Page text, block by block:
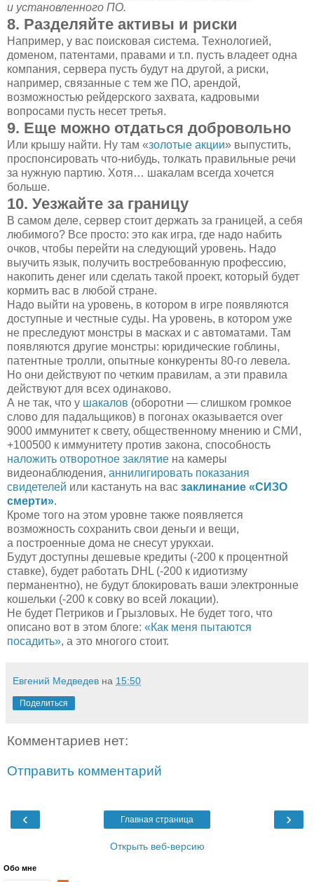
и установленного ПО.
8. Разделяйте активы и риски
Например, у вас поисковая система. Технологией,
доменом, патентами, правами и т.п. пусть владеет одна
компания, сервера пусть будут на другой, а риски,
например, связанные с тем же ПО, арендой,
возможностью рейдерского захвата, кадровыми
вопросами пусть несет третья.
9. Еще можно отдаться добровольно
Или крышу найти. Ну там «золотые акции» выпустить,
проспонсировать что-нибудь, толкать правильные речи
за нужную партию. Хотя… шакалам всегда хочется
больше.
10. Уезжайте за границу
В самом деле, сервер стоит держать за границей, а себя
любимого? Все просто: это как игра, где надо набить
очков, чтобы перейти на следующий уровень. Надо
выучить язык, получить востребованную профессию,
накопить денег или сделать такой проект, который будет
кормить вас в любой стране.
Надо выйти на уровень, в котором в игре появляются
доступные и честные суды. На уровень, в котором уже
не преследуют монстры в масках и с автоматами. Там
появляются другие монстры: юридические гоблины,
патентные тролли, опытные конкуренты 80-го левела.
Но они действуют по четким правилам, а эти правила
действуют для всех одинаково.
А не так, что у шакалов (оборотни — слишком громкое
слово для падальщиков) в погонах оказывается over
9000 иммунитет к свету, общественному мнению и СМИ,
+100500 к иммунитету против закона, способность
наложить отворотное заклятие на камеры
видеонаблюдения, аннилигировать показания
свидетелей или кастануть на вас заклинание «СИЗО
смерти».
Кроме того на этом уровне также появляется
возможность сохранить свои деньги и вещи,
а построенные дома не снесут урукхаи.
Будут доступны дешевые кредиты (-200 к процентной
ставке), будет работать DHL (-200 к идиотизму
перманентно), не будут блокировать ваши электронные
кошельки (-200 к совку во всей локации).
Не будет Петриков и Грызловых. Не будет того, что
описано вот в этом блоге: «Как меня пытаются
посадить», а это многого стоит.
Евгений Медведев на 15:50
Поделиться
Комментариев нет:
Отправить комментарий
‹ ›
Главная страница
Открыть веб-версию
Обо мне